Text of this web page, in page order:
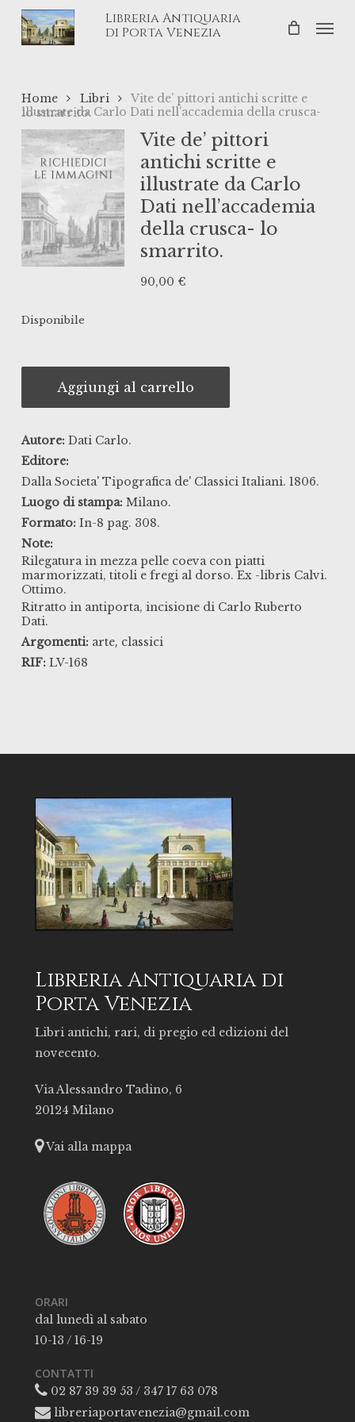
Skip
Libreria Antiquaria
di Porta Venezia
Home Libri
Vite de’ pittori antichi scritte e
illustrate da Carlo Dati nell’accademia della crusca- lo smarrito.
Vite de’ pittori
antichi scritte e
illustrate da Carlo
Dati nell’accademia
della crusca- lo
smarrito.
90,00 €
Disponibile
Aggiungi al carrello
Autore: Dati Carlo.
Editore:
Dalla Societa' Tipografica de' Classici Italiani. 1806.
Luogo di stampa: Milano.
Formato: In-8 pag. 308.
Note:
Rilegatura in mezza pelle coeva con piatti
marmorizzati, titoli e fregi al dorso. Ex -libris Calvi.
Ottimo.
Ritratto in antiporta, incisione di Carlo Ruberto
Dati.
Argomenti: arte, classici
RIF: LV-168
Libreria Antiquaria di
Porta Venezia
Libri antichi, rari, di pregio ed edizioni del
novecento.
Via Alessandro Tadino, 6
20124 Milano
Vai alla mappa
ORARI
dal lunedì al sabato
10-13 / 16-19
CONTATTI
02 87 39 39 53 / 347 17 63 078
libreriaportavenezia@gmail.com